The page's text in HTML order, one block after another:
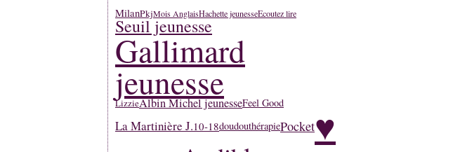
MilanPkjMois AnglaisHachette jeunesseEcoutez lire
Seuil jeunesse
Gallimard
jeunesse
LizzieAlbin Michel jeunesseFeel Good
La Martinière J.10-18doudouthérapiePocket♥